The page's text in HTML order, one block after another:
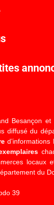
Besançon et
diffusé du
d’informations
locaux
du
39